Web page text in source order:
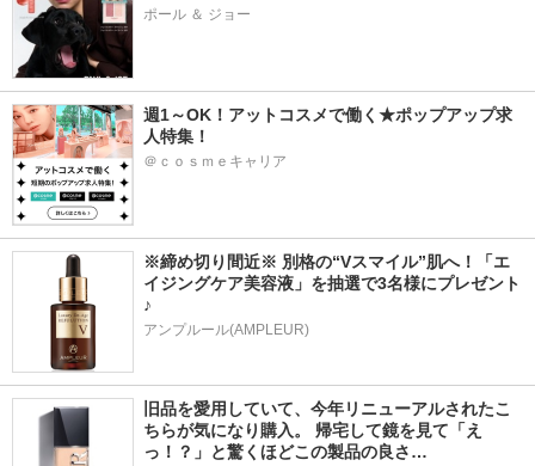
ポール ＆ ジョー
週1～OK！アットコスメで働く★ポップアップ求
人特集！
＠ｃｏｓｍｅキャリア
※締め切り間近※ 別格の“Vスマイル”肌へ！「エ
イジングケア美容液」を抽選で3名様にプレゼント
♪
アンプルール(AMPLEUR)
旧品を愛用していて、今年リニューアルされたこ
ちらが気になり購入。 帰宅して鏡を見て「え
っ！？」と驚くほどこの製品の良さ…